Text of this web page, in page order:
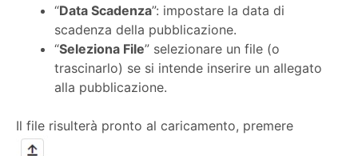
“Data Scadenza”: impostare la data di
scadenza della pubblicazione.
“Seleziona File” selezionare un file (o
trascinarlo) se si intende inserire un allegato
alla pubblicazione.
Il file risulterà pronto al caricamento, premere